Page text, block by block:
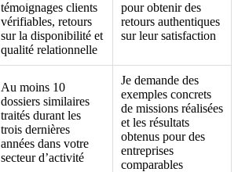
témoignages clients
vérifiables, retours
sur la disponibilité et
qualité relationnelle
pour obtenir des
retours authentiques
sur leur satisfaction
Au moins 10
dossiers similaires
traités durant les
trois dernières
années dans votre
secteur d’activité
Je demande des
exemples concrets
de missions réalisées
et les résultats
obtenus pour des
entreprises
comparables